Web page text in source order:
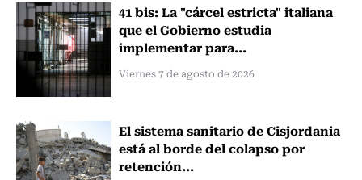
41 bis: La "cárcel estricta" italiana
que el Gobierno estudia
implementar para...
Viernes 7 de agosto de 2026
El sistema sanitario de Cisjordania
está al borde del colapso por
retención...